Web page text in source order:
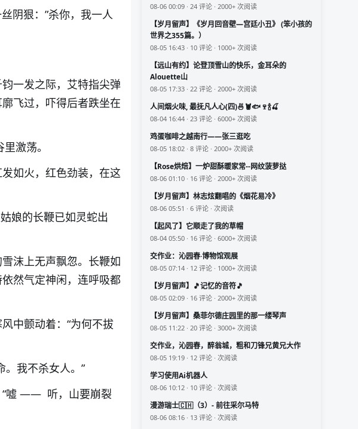
阴狠：”杀你，我一人
一发之际，艾特指尖弹
飞过，吓得后者跌坐在
激荡。
如火，红色劲装，在这
娘的长鞭已如灵蛇出
沫上无声飘忽。 长鞭如
然气定神闲，连呼吸都
中颤动着：“为何不拔
。我不杀女人。”
“嘘 —— 听，山要崩裂
08-06 00:09 · 24 评论 · 2000+ 次阅读
【岁月留声】《岁月回音壁—宫廷小丑》 (笨小孩的
世界之355篇。）
08-05 16:43 · 10 评论 · 1000+ 次阅读
【远山有约】论登顶雪山的快乐，金耳朵的
Alouette山
08-05 17:33 · 22 评论 · 2000+ 次阅读
人间烟火味, 最抚凡人心(四)🍜🦞🐟🍷🍾🍒
08-04 16:44 · 23 评论 · 6000+ 次阅读
鸡蛋咖啡之越南行——张三逛吃
08-05 18:02 · 8 评论 · 2000+ 次阅读
【Rose烘焙】一炉甜酥暖家常--网纹菠萝挞
08-06 01:10 · 16 评论 · 2000+ 次阅读
【岁月留声】林志炫翻唱的《烟花易冷》
08-06 05:51 · 6 评论 · 次阅读
【起风了】它顺走了我的草帽
08-04 05:50 · 16 评论 · 6000+ 次阅读
交作业：沁园春·博物馆观展
08-05 07:14 · 12 评论 · 1000+ 次阅读
【岁月留声】🎵记忆的音符🎵
08-05 02:09 · 16 评论 · 2000+ 次阅读
【岁月留声】桑菲尔德庄园里的那一缕琴声
08-05 11:22 · 20 评论 · 3000+ 次阅读
交作业，沁园春，醉翁城，粗和刀锋兄黄兄大作
08-05 19:19 · 12 评论 · 次阅读
学习使用Ai机器人
08-06 10:12 · 10 评论 · 次阅读
漫游瑞士🇨🇭（3）- 前往采尔马特
08-06 08:16 · 13 评论 · 次阅读